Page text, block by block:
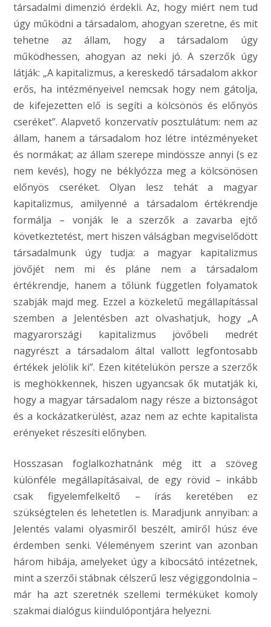
társadalmi dimenzió érdekli. Az, hogy miért nem tud
úgy működni a társadalom, ahogyan szeretne, és mit
tehetne az állam, hogy a társadalom úgy
működhessen, ahogyan az neki jó. A szerzők úgy
látják: „A kapitalizmus, a kereskedő társadalom akkor
erős, ha intézményeivel nemcsak hogy nem gátolja,
de kifejezetten elő is segíti a kölcsönös és előnyös
cseréket”. Alapvető konzervatív posztulátum: nem az
állam, hanem a társadalom hoz létre intézményeket
és normákat; az állam szerepe mindössze annyi (s ez
nem kevés), hogy ne béklyózza meg a kölcsönösen
előnyös cseréket. Olyan lesz tehát a magyar
kapitalizmus, amilyenné a társadalom értékrendje
formálja – vonják le a szerzők a zavarba ejtő
következtetést, mert hiszen válságban megviselődött
társadalmunk úgy tudja: a magyar kapitalizmus
jövőjét nem mi és pláne nem a társadalom
értékrendje, hanem a tőlünk független folyamatok
szabják majd meg. Ezzel a közkeletű megállapítással
szemben a Jelentésben azt olvashatjuk, hogy „A
magyarországi kapitalizmus jövőbeli medrét
nagyrészt a társadalom által vallott legfontosabb
értékek jelölik ki”. Ezen kitételükön persze a szerzők
is meghökkennek, hiszen ugyancsak ők mutatják ki,
hogy a magyar társadalom nagy része a biztonságot
és a kockázatkerülést, azaz nem az echte kapitalista
erényeket részesíti előnyben.
Hosszasan foglalkozhatnánk még itt a szöveg
különféle megállapításaival, de egy rövid – inkább
csak figyelemfelkeltő – írás keretében ez
szükségtelen és lehetetlen is. Maradjunk annyiban: a
Jelentés valami olyasmiről beszélt, amiről húsz éve
érdemben senki. Véleményem szerint van azonban
három hibája, amelyeket úgy a kibocsátó intézetnek,
mint a szerzői stábnak célszerű lesz végiggondolnia –
már ha azt szeretnék szellemi terméküket komoly
szakmai dialógus kiindulópontjára helyezni.